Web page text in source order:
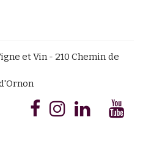
et Vin - 210 Chemin de